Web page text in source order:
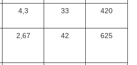
4,3 33 420
2,67 42 625